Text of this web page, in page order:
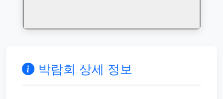
박람회 상세 정보